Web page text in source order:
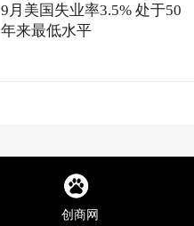
9月美国失业率3.5% 处于50
年来最低水平
创商网